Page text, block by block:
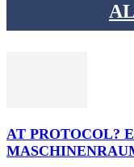
AT PROTOCOL?